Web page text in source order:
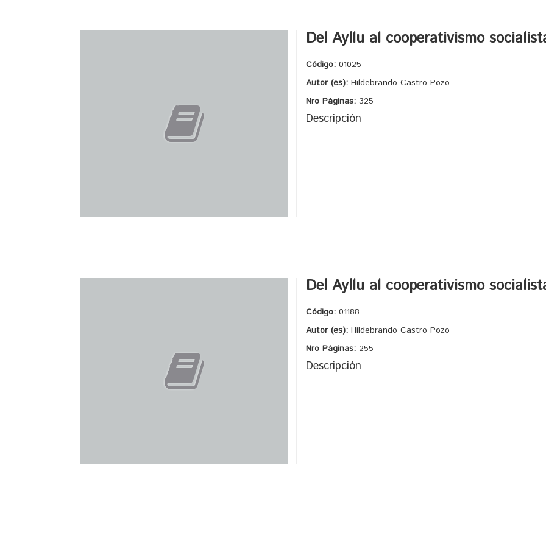
Del Ayllu al cooperativismo
Código: 01025
Autor (es): Hildebrando Castro Pozo
Nro Páginas: 325
Descripción
Del Ayllu al cooperativismo
Código: 01188
Autor (es): Hildebrando Castro Pozo
Nro Páginas: 255
Descripción